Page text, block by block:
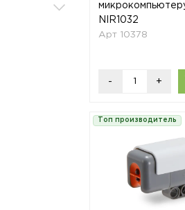
NIR1032
Арт 10378
- +
Топ производитель